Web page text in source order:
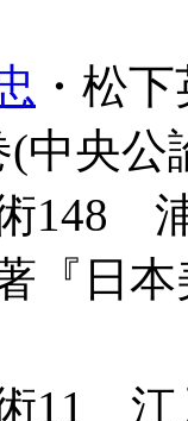
・松
(中央
148
『日
11